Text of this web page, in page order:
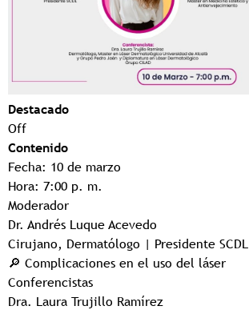
Destacado
Off
Contenido
Fecha: 10 de marzo
Hora: 7:00 p. m.
Moderador
Dr. Andrés Luque Acevedo
Cirujano, Dermatólogo | Presidente SCDL
🔎 Complicaciones en el uso del láser
Conferencistas
Dra. Laura Trujillo Ramírez